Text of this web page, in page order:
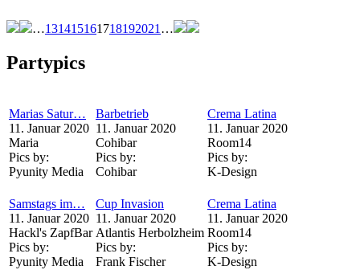
…131415161718192021 …
Partypics
Marias Satur…
11. Januar 2020
Maria
Pics by:
Pyunity Media
Barbetrieb
11. Januar 2020
Cohibar
Pics by:
Cohibar
Crema Latina
11. Januar 2020
Room14
Pics by:
K-Design
Samstags im…
11. Januar 2020
Hackl's ZapfBar
Pics by:
Pyunity Media
Cup Invasion
11. Januar 2020
Atlantis Herbolzheim
Pics by:
Frank Fischer
Crema Latina
11. Januar 2020
Room14
Pics by:
K-Design